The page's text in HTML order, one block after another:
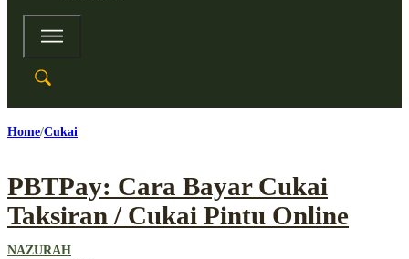
Home Cukai
PBTPay: Cara Bayar Cukai
Taksiran / Cukai Pintu Online
NAZURAH